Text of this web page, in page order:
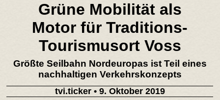
Grüne Mobilität als
Motor für Traditions-
Tourismusort Voss
Größte Seilbahn Nordeuropas ist Teil eines
nachhaltigen Verkehrskonzepts
tvi.ticker• 9. Oktober 2019